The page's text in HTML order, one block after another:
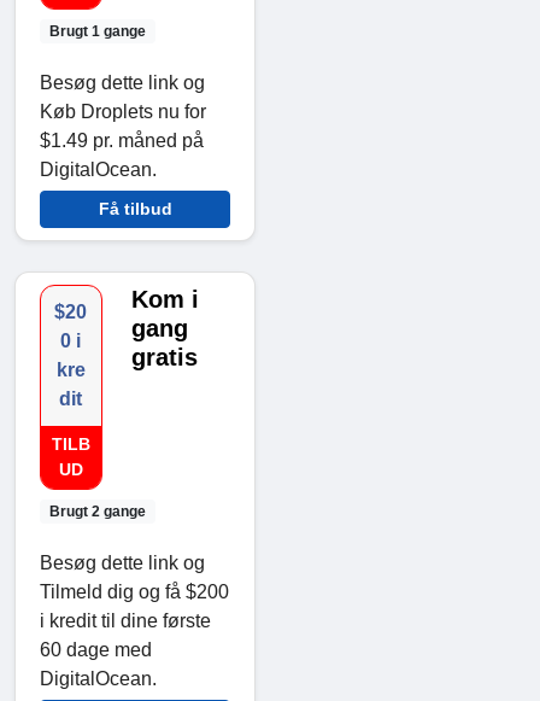
Brugt 1 gange
Besøg dette link og
Køb Droplets nu for
$1.49 pr. måned på
DigitalOcean.
Få tilbud
$20
0 i
kre
dit
TILB
UD
Brugt 2 gange
Kom i
gang
gratis
Besøg dette link og
Tilmeld dig og få $200
i kredit til dine første
60 dage med
DigitalOcean.